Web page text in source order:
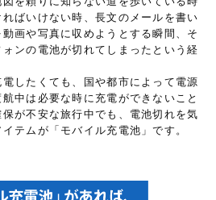
ばいけない時、長文のメールを書い
画や写真に収めようとする瞬間、そ
ンの電池が切れてしまったという経
したくても、国や都市によって電源
中は必要な時に充電ができないこと
が不安な旅行中でも、電池切れを気
テムが「モバイル充電池」です。